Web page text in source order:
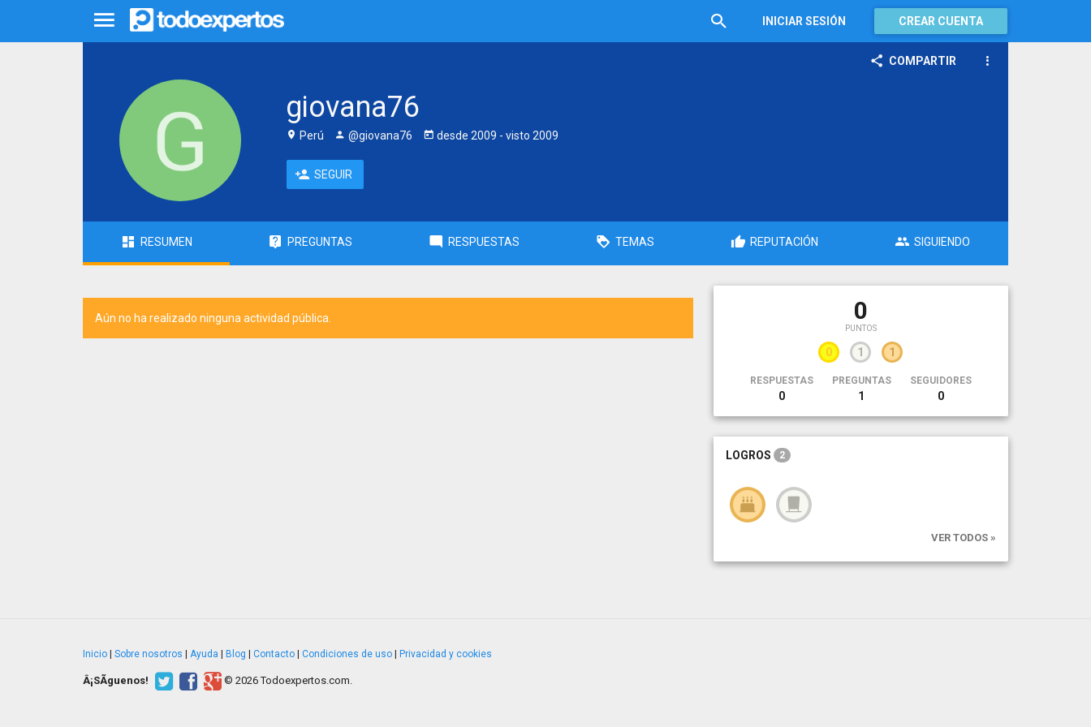
INICIAR SESIÓN CREAR CUENTA
COMPARTIR
giovana76
Perú @giovana76 desde 2009 - visto 2009
SEGUIR
RESUMEN PREGUNTAS RESPUESTAS TEMAS REPUTACIÓN SIGUIENDO
Aún no ha realizado ninguna actividad pública. 0
PUNTOS
0 1 1
RESPUESTAS
0
PREGUNTAS
1
SEGUIDORES
0
LOGROS 2
VER TODOS »
Inicio Sobre nosotros Ayuda Blog Contacto Condiciones de uso Privacidad y cookies
Â¡SÃ­guenos! © 2026 Todoexpertos.com.